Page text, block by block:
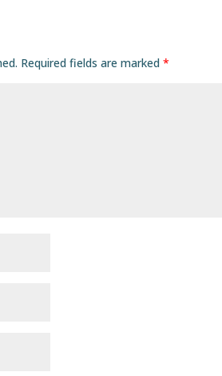
Required fields are marked *